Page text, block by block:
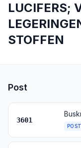
LUCIFERS;
STOFFEN
Post
3601
POST